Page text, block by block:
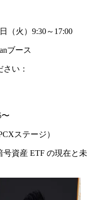
（火）9:30～17:00
ブース
い：
〜
ステージ）
資産 ETF の現在と未